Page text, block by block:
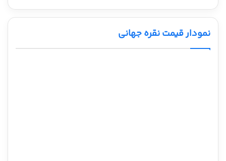
نمودار قیمت نقره جهانی